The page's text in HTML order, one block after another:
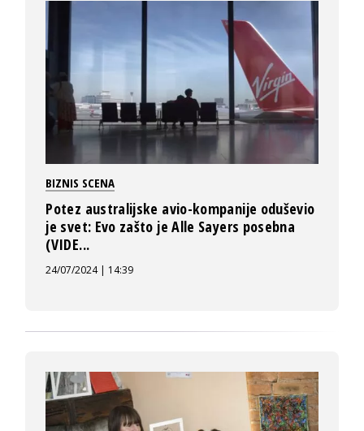
BIZNIS SCENA
Potez australijske avio-kompanije oduševio
je svet: Evo zašto je Alle Sayers posebna
(VIDE...
24/07/2024 | 14:39